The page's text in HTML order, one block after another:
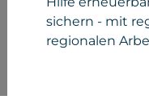
sichern - mit
regionalen